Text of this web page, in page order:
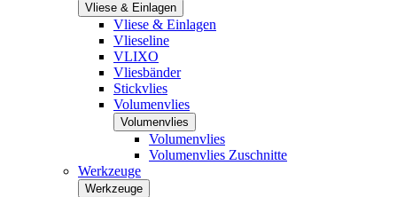
Vliese & Einlagen
Vliese & Einlagen
Vlieseline
VLIXO
Vliesbänder
Stickvlies
Volumenvlies
Volumenvlies
Volumenvlies
Volumenvlies Zuschnitte
Werkzeuge
Werkzeuge